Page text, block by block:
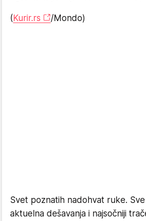
(Kurir.rs /Mondo)
Svet poznatih nadohvat ruke.
aktuelna dešavanja i najsočniji